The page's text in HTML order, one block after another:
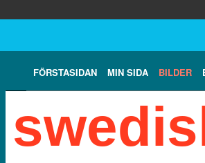
FÖRSTASIDAN MIN SIDA BILDER